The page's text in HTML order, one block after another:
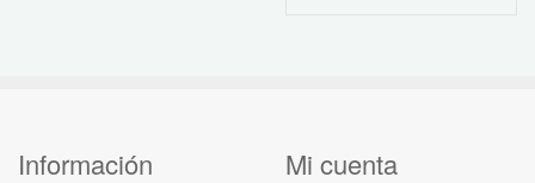
Información Mi cuenta